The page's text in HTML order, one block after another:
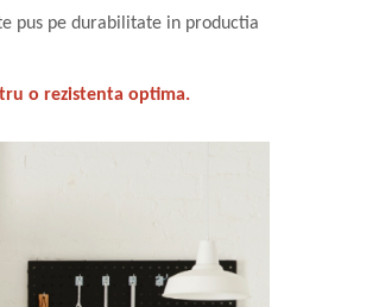
pus pe durabilitate in productia
o rezistenta optima.